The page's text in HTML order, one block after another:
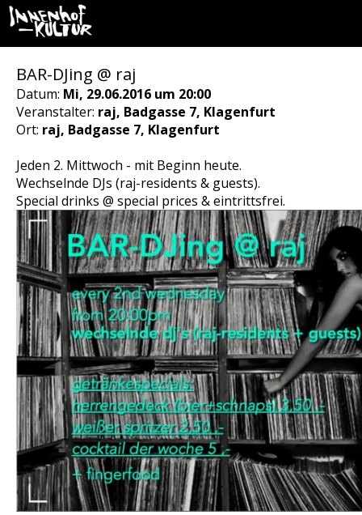
BAR-DJing @ raj
Datum: Mi, 29.06.2016 um 20:00
Veranstalter: raj, Badgasse 7, Klagenfurt
Ort: raj, Badgasse 7, Klagenfurt
Jeden 2. Mittwoch - mit Beginn heute.
Wechselnde DJs (raj-residents & guests).
Special drinks @ special prices & eintrittsfrei.